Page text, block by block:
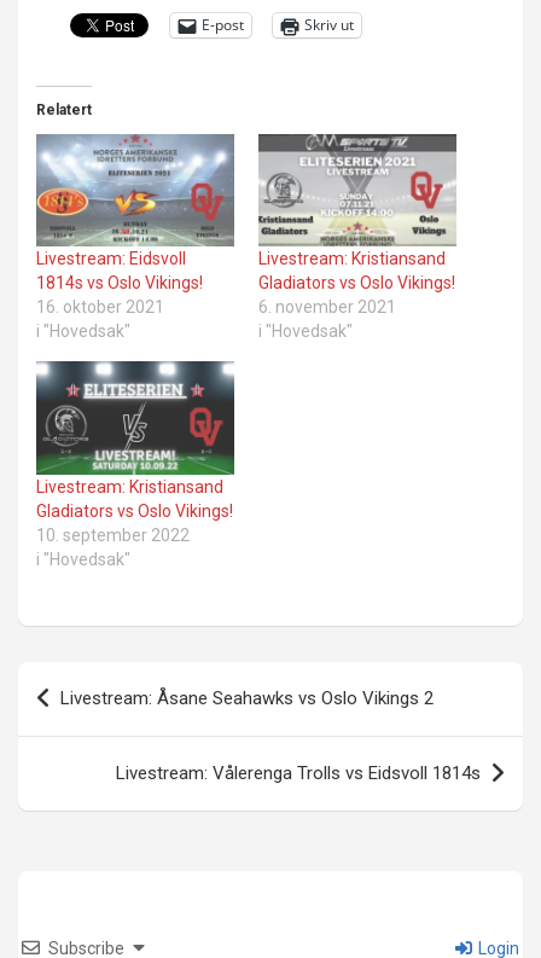
E-post Skriv ut
Relatert
Livestream: Eidsvoll
1814s vs Oslo Vikings!
16. oktober 2021
i "Hovedsak"
Livestream: Kristiansand
Gladiators vs Oslo Vikings!
6. november 2021
i "Hovedsak"
Livestream: Kristiansand
Gladiators vs Oslo Vikings!
10. september 2022
i "Hovedsak"
Innleggsnavigasjon
Livestream: Åsane Seahawks vs Oslo Vikings 2
Livestream: Vålerenga Trolls vs Eidsvoll 1814s
Subscribe Login